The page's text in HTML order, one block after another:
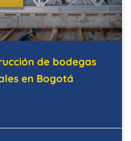
de bodegas
en Bogotá